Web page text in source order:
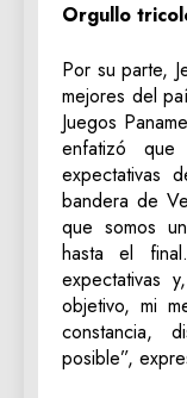
Orgullo
Por su parte,
mejores del
Juegos
enfatizó
expectativas
bandera de
que somos
hasta el
expectativas
objetivo, mi
constancia,
posible”,